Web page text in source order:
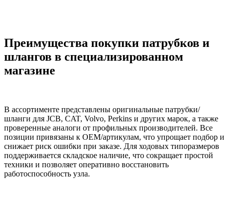
Преимущества покупки патрубков и
шлангов в специализированном
магазине
В ассортименте представлены оригинальные патрубки/
шланги для JCB, CAT, Volvo, Perkins и других марок, а также
проверенные аналоги от профильных производителей. Все
позиции привязаны к OEM/артикулам, что упрощает подбор и
снижает риск ошибки при заказе. Для ходовых типоразмеров
поддерживается складское наличие, что сокращает простой
техники и позволяет оперативно восстановить
работоспособность узла.